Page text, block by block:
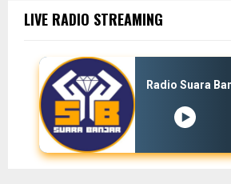
LIVE RADIO STREAMING
Radio Suara